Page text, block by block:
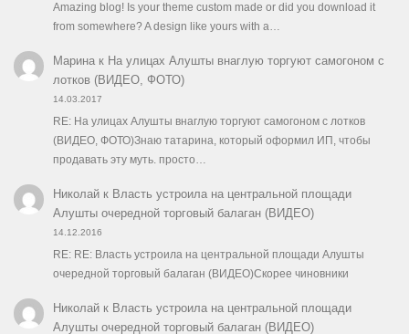
Amazing blog! Is your theme custom made or did you download it
from somewhere? A design like yours with a…
Маринак На улицах Алушты внаглую торгуют самогоном с
лотков (ВИДЕО, ФОТО)
14.03.2017
RE: На улицах Алушты внаглую торгуют самогоном с лотков
(ВИДЕО, ФОТО)Знаю татарина, который оформил ИП, чтобы
продавать эту муть. просто…
Николайк Власть устроила на центральной площади
Алушты очередной торговый балаган (ВИДЕО)
14.12.2016
RE: RE: Власть устроила на центральной площади Алушты
очередной торговый балаган (ВИДЕО)Скорее чиновники
Николайк Власть устроила на центральной площади
Алушты очередной торговый балаган (ВИДЕО)